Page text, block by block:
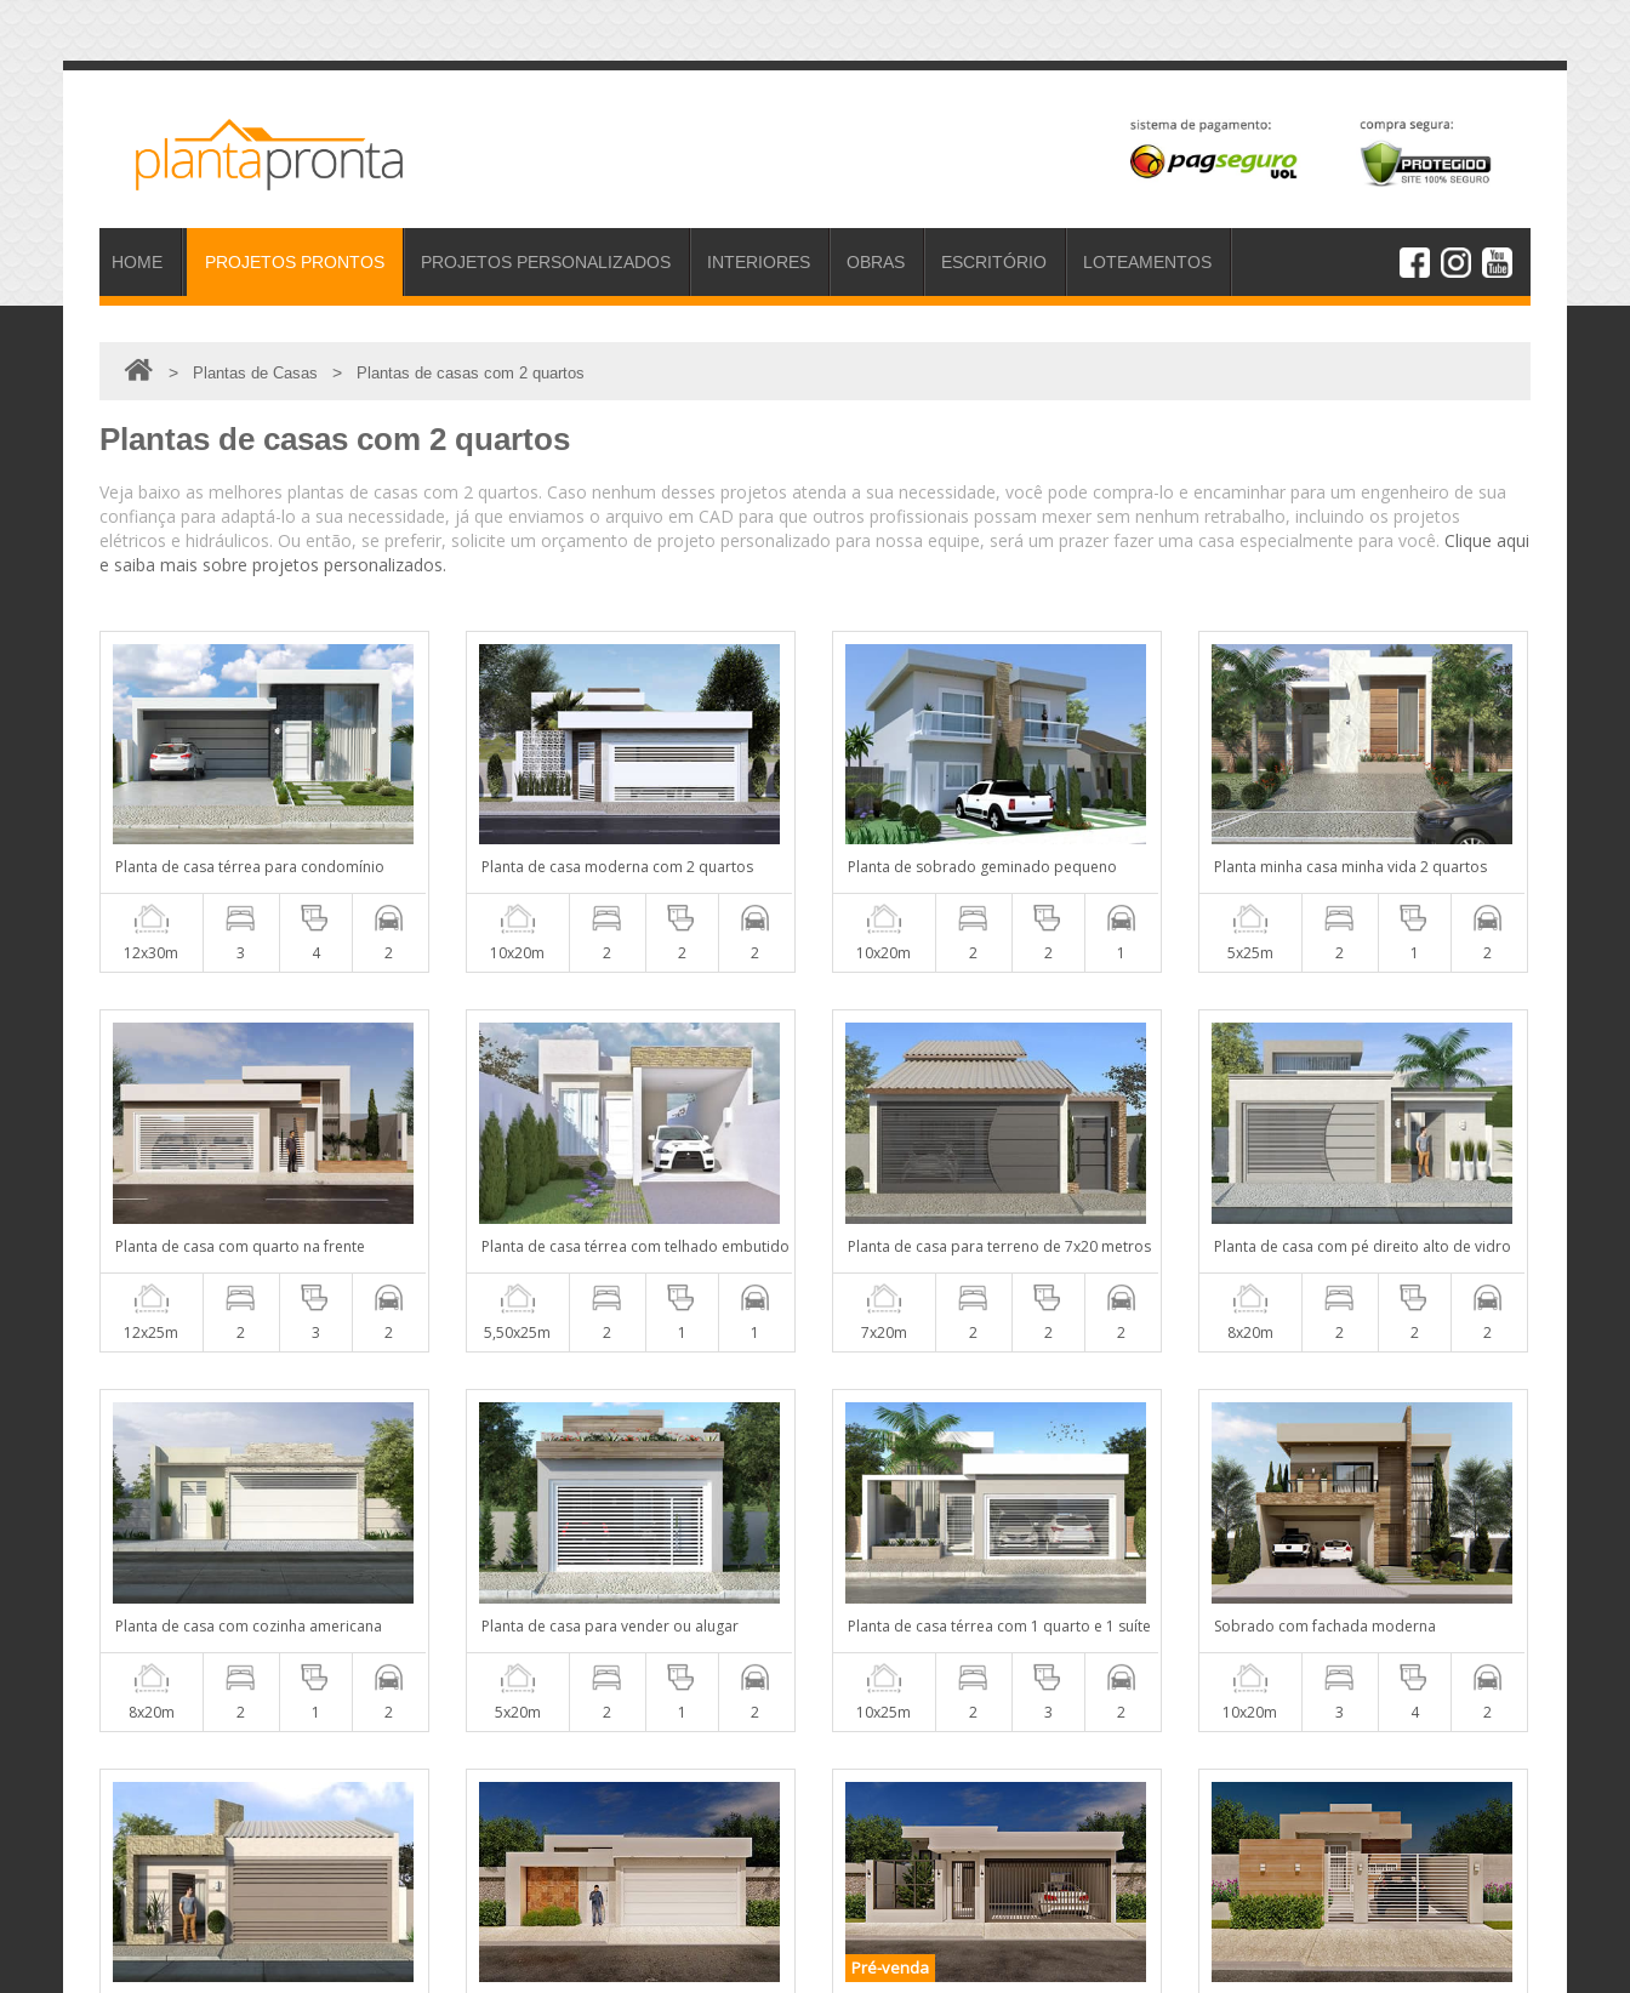
HOME PROJETOS PRONTOS PROJETOS PERSONALIZADOS INTERIORES OBRAS ESCRITÓRIO LOTEAMENTOS
> Plantas de Casas > Plantas de casas com 2 quartos
Plantas de casas com 2 quartos
Veja baixo as melhores plantas de casas com 2 quartos. Caso nenhum desses projetos atenda a sua necessidade, você pode compra-lo e encaminhar para um engenheiro de sua
confiança para adaptá-lo a sua necessidade, já que enviamos o arquivo em CAD para que outros profissionais possam mexer sem nenhum retrabalho, incluindo os projetos
elétricos e hidráulicos. Ou então, se preferir, solicite um orçamento de projeto personalizado para nossa equipe, será um prazer fazer uma casa especialmente para você. Clique aqui
e saiba mais sobre projetos personalizados.
Planta de casa térrea para condomínio
12x30m 3 4 2
Planta de casa moderna com 2 quartos
10x20m 2 2 2
Planta de sobrado geminado pequeno
10x20m 2 2 1
Planta minha casa minha vida 2 quartos
5x25m 2 1 2
Planta de casa com quarto na frente
12x25m 2 3 2
Planta de casa térrea com telhado embutido
5,50x25m 2 1 1
Planta de casa para terreno de 7x20 metros
7x20m 2 2 2
Planta de casa com pé direito alto de vidro
8x20m 2 2 2
Planta de casa com cozinha americana
8x20m 2 1 2
Planta de casa para vender ou alugar
5x20m 2 1 2
Planta de casa térrea com 1 quarto e 1 suíte
10x25m 2 3 2
Sobrado com fachada moderna
10x20m 3 4 2
Pré-venda